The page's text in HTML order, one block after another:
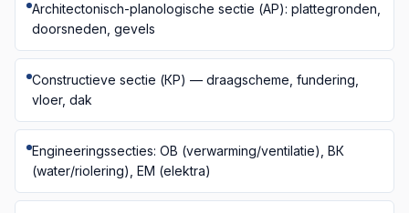
Architectonisch-planologische sectie (АР): plattegronden,
doorsneden, gevels
Constructieve sectie (КР) — draagscheme, fundering,
vloer, dak
Engineeringssecties: ОВ (verwarming/ventilatie), ВК
(water/riolering), ЕМ (elektra)